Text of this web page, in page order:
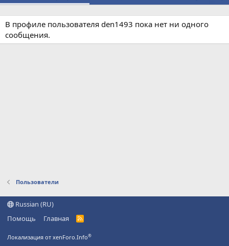
В профиле пользователя den1493 пока нет ни одного
сообщения.
Пользователи
Russian (RU)
Помощь
Главная
R
Локализация от xenForo.Info®